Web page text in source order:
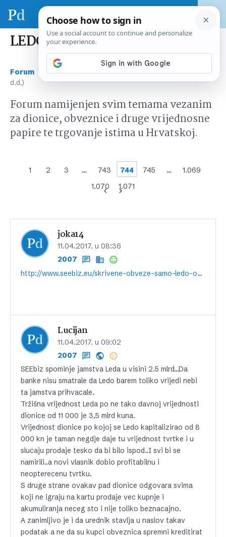
LEDO (Ledo d.d.)
Forum Tržište kapitala Hrvatska ›
LEDO (Ledo
d.d.)
Forum namijenjen svim temama vezanim
za dionice, obveznice i druge vrijednosne
papire te trgovanje istima u Hrvatskoj.
1 2 3 … 743 744 745 …
1.069
1.070
1.071
joka14
11.04.2017. u 08:36
2007
http://www.seebiz.eu/skrivene-obveze-samo-ledo-opterecen-jamstvima-teskim-25-milijarde-kuna/ar-154018/
Lucijan
11.04.2017. u 09:02
2007
SEEbiz spominje jamstva Leda u visini 2.5 mlrd…Da
banke nisu smatrale da Ledo barem toliko vrijedi nebi
ta jamstva prihvacale.
Tržišna vrijednost Leda po ne tako davnoj vrijednosti
dionice od 11 000 je 3,5 mlrd kuna.
Vrijednost dionice po kojoj se Ledo kapitalizirao od 8
000 kn je taman negdje daje tu vrijednost tvrtke i u
slucaju prodaje tesko da bi bilo ispod..I svi bi se
namirili..a novi vlasnik dobio profitabilnu i
neopterecenu tvrtku.
S druge strane ovakav pad dionice odgovara svima
koji ne igraju na kartu prodaje vec kupnje i
akumuliranja neceg sto i nije toliko beznacajno.
A zanimljivo je i da urednik stavlja u naslov takav
podatak a ne da su kupci obveznica spremni kreditirat